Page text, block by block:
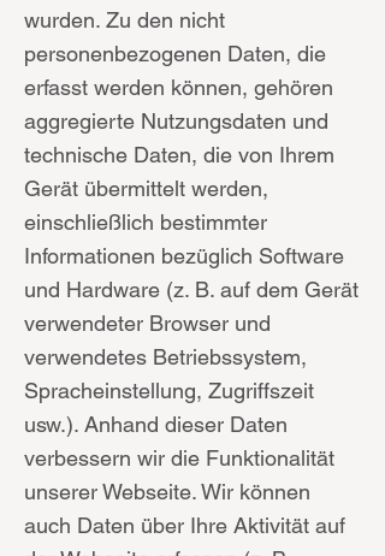
wurden. Zu den nicht
personenbezogenen Daten, die
erfasst werden können, gehören
aggregierte Nutzungsdaten und
technische Daten, die von Ihrem
Gerät übermittelt werden,
einschließlich bestimmter
Informationen bezüglich Software
und Hardware (z. B. auf dem Gerät
verwendeter Browser und
verwendetes Betriebssystem,
Spracheinstellung, Zugriffszeit
usw.). Anhand dieser Daten
verbessern wir die Funktionalität
unserer Webseite. Wir können
auch Daten über Ihre Aktivität auf